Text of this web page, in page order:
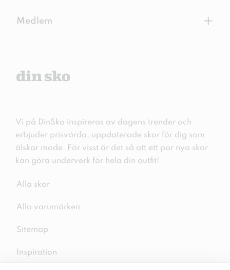
Medlem +
Vi på DinSko inspireras av dagens trender och
erbjuder prisvärda, uppdaterade skor för dig som
älskar mode. För visst är det så att ett par nya skor
kan göra underverk för hela din outfit!
Alla skor
Alla varumärken
Sitemap
Inspiration